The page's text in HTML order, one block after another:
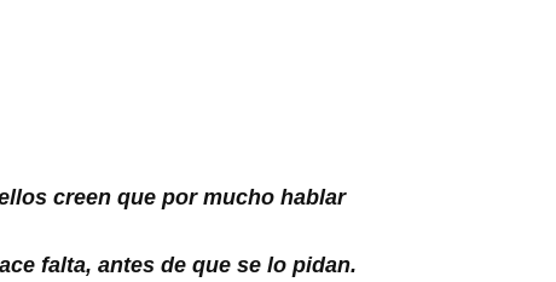
creen que por mucho hablar
falta, antes de que se lo pidan.